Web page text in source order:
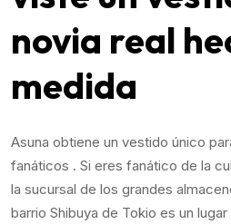
novia real
medida
Asuna obtiene un vestido único
fanáticos . Si eres fanático de la
la sucursal de los grandes
barrio Shibuya de Tokio es un